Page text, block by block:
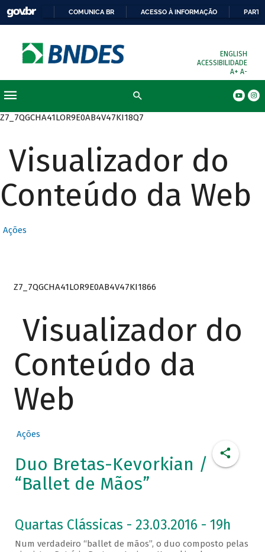
COMUNICA BR ACESSO À INFORMAÇÃO
ENGLISH
ACESSIBILIDADE
A+ A-
Z7_7QGCHA41LOR9E0AB4V47KI18Q7
Visualizador do
Conteúdo da Web
Ações
Z7_7QGCHA41LOR9E0AB4V47KI1866
Visualizador do
Conteúdo da
Web
Ações
Duo Bretas-Kevorkian /
“Ballet de Mãos”
Quartas Clássicas - 23.03.2016 - 19h
Num verdadeiro “ballet de mãos”, o duo composto pelas